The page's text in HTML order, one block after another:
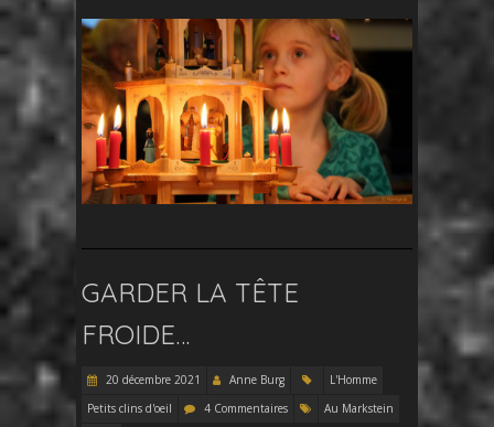
GARDER LA TÊTE
FROIDE…
20 décembre 2021 Anne Burg
L'Homme
Petits clins d'oeil
4 Commentaires
Au Markstein